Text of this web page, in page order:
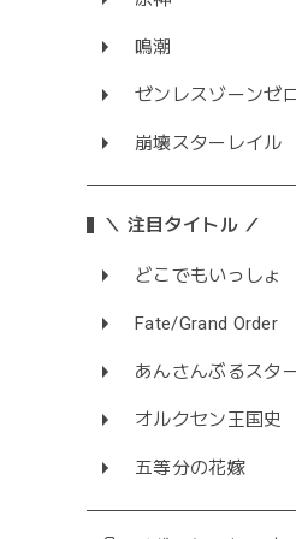
鳴潮
ゼンレスゾーンゼ
崩壊スターレイル
＼ 注目タイトル ／
どこでもいっしょ
Fate/Grand Order
あんさんぶるスタ
オルクセン王国史
五等分の花嫁